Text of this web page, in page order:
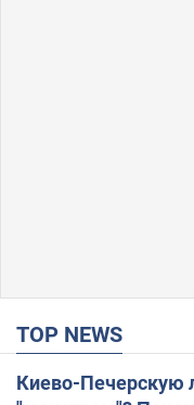
TOP NEWS
Киево-Печерскую